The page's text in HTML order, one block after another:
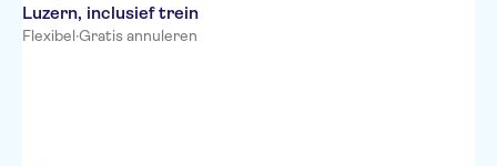
Luzern, inclusief trein
Flexibel·Gratis annuleren